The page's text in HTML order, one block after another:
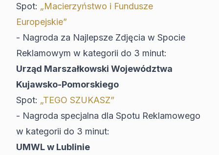
Spot: „Macierzyństwo i Fundusze
Europejskie”
- Nagroda za Najlepsze Zdjęcia w Spocie
Reklamowym w kategorii do 3 minut:
Urząd Marszałkowski Województwa
Kujawsko-Pomorskiego
Spot: „TEGO SZUKASZ”
- Nagroda specjalna dla Spotu Reklamowego
w kategorii do 3 minut:
UMWL w Lublinie